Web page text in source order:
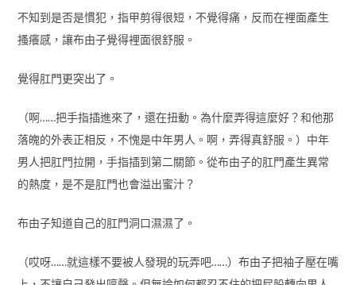
不知到是否是慣犯，指甲剪得很短，不覺得痛，反而在裡面產生
搔癢感，讓布由子覺得裡面很舒服。
覺得肛門更突出了。
（啊……把手指插進來了，還在扭動。為什麼弄得這麼好？和他那
落魄的外表正相反，不愧是中年男人。啊，弄得真舒服。）中年
男人把肛門拉開，手指插到第二關節。從布由子的肛門產生異常
的熱度，是不是肛門也會溢出蜜汁？
布由子知道自己的肛門洞口濕濕了。
（哎呀……就這樣不要被人發現的玩弄吧……）布由子把袖子壓在嘴